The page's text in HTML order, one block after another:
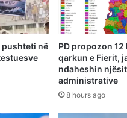
pushteti në
PD propozon 12
qarkun e Fierit,
ndaheshin
administrative
8 hours ago